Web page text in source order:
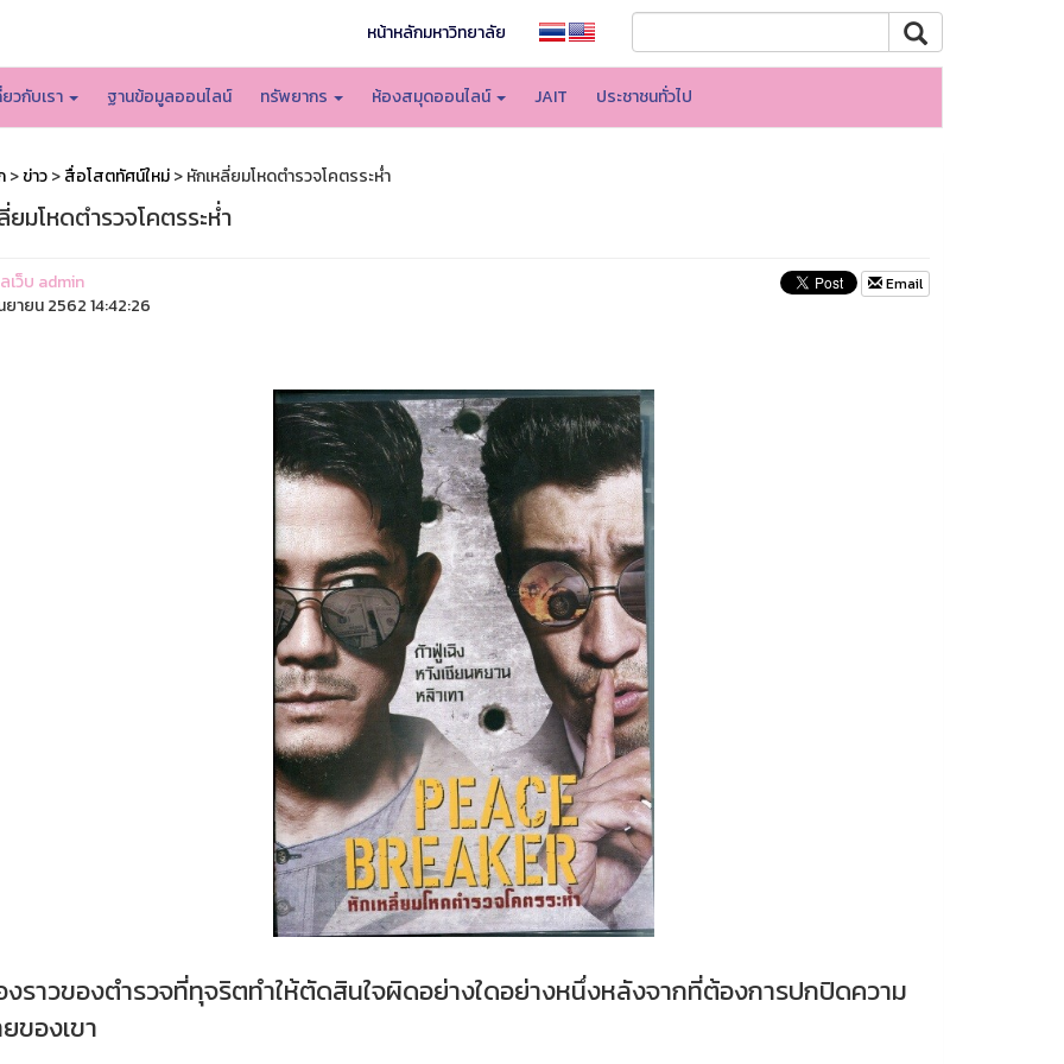
หน้าหลักมหาวิทยาลัย
ยวกับเรา ฐานข้อมูลออนไลน์ ทรัพยากร ห้องสมุดออนไลน์ JAIT ประชาชนทั่วไป
>ข่าว>สื่อโสตทัศน์ใหม่> หักเหลี่ยมโหดตำรวจโคตรระห่ำ
ยมโหดตำรวจโคตรระห่ำ
ว็บ admin
ยายน 2562 14:42:26
Email
งราวของตำรวจที่ทุจริตทำให้ตัดสินใจผิดอย่างใดอย่างหนึ่งหลังจากที่ต้องการปกปิดความ
ของเขา